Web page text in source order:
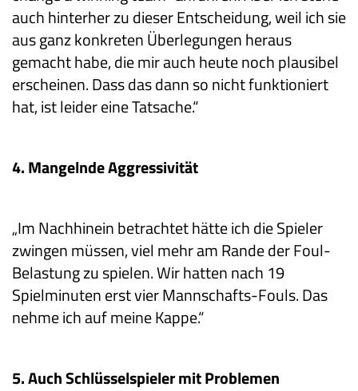
auch hinterher zu dieser Entscheidung, weil ich sie
aus ganz konkreten Überlegungen heraus
gemacht habe, die mir auch heute noch plausibel
erscheinen. Dass das dann so nicht funktioniert
hat, ist leider eine Tatsache.“
4. Mangelnde Aggressivität
„Im Nachhinein betrachtet hätte ich die Spieler
zwingen müssen, viel mehr am Rande der Foul-
Belastung zu spielen. Wir hatten nach 19
Spielminuten erst vier Mannschafts-Fouls. Das
nehme ich auf meine Kappe.“
5. Auch Schlüsselspieler mit Problemen